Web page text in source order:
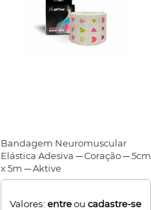
Bandagem Neuromuscular
Elástica Adesiva ─ Coração ─ 5cm
x 5m ─ Aktive
Valores: entreou cadastre-se